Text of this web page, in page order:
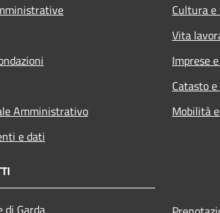
Amministrativo
e dati
Cultura
Vita
Imprese
Catasto
Mobilità
di Garda